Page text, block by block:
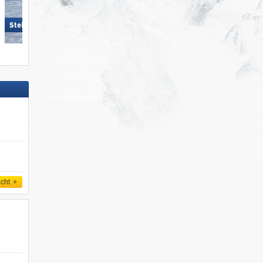
Steinplatte Winklmoosalm Hörnerbahn – Bolsterlang